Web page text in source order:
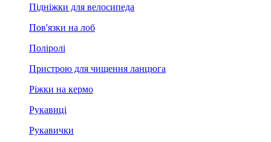
Підніжки для велосипеда
Пов'язки на лоб
Поліролі
Пристрою для чищення ланцюга
Ріжки на кермо
Рукавиці
Рукавички